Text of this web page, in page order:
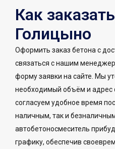
Как
Голицыно
Оформить заказ бетона с
связаться с нашим
форму заявки на сайте. Мы
необходимый объём и адрес
согласуем удобное время
наличным, так и
автобетоносмеситель
графику, обеспечив